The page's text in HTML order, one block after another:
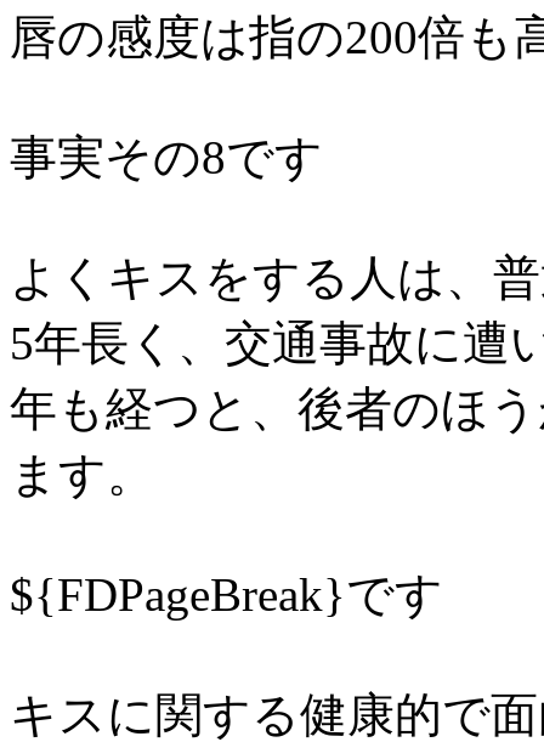
唇の感度は指の200倍も
事実その8です
よくキスをする人は、
5年長く、交通事故に遭
年も経つと、後者のほ
ます。
${FDPageBreak}です
キスに関する健康的で